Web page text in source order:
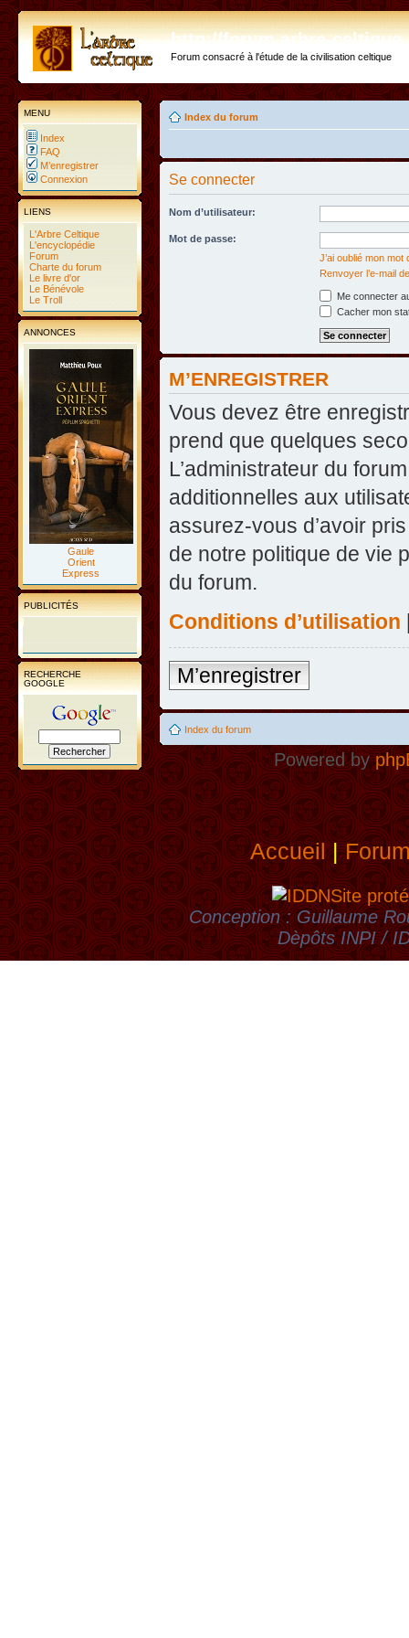
http://forum.arbre-
Forum consacré à l'étude de la civilisation celtique
MENU
Index
FAQ
M’enregistrer
Connexion
LIENS
L'Arbre Celtique
L'encyclopédie
Forum
Charte du forum
Le livre d'or
Le Bénévole
Le Troll
ANNONCES
Gaule
Orient
Express
PUBLICITÉS
RECHERCHE
GOOGLE
Index du forum
Se connecter
Nom d’utilisateur:
Mot de passe:
J’ai oublié mon mot
Renvoyer l’e-mail
Me connecter
Cacher mon
M’ENREGISTRER
Vous devez être
prend que quelques
L’administrateur du
additionnelles aux
assurez-vous d’avoir
de notre politique de vie
du forum.
Conditions d’utilisation
M’enregistrer
Index du forum
Powered by
Accueil|
Site
Conception : Guillaume
Dèpôts INPI /